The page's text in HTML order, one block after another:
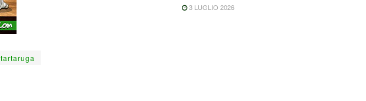
tartaruga
3 LUGLIO 2026